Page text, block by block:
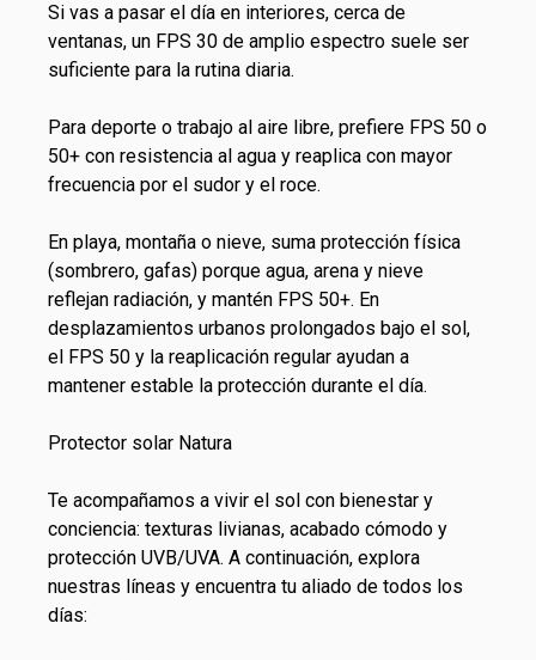
Si vas a pasar el día en interiores, cerca de
ventanas, un FPS 30 de amplio espectro suele ser
suficiente para la rutina diaria.
Para deporte o trabajo al aire libre, prefiere FPS 50 o
50+ con resistencia al agua y reaplica con mayor
frecuencia por el sudor y el roce.
En playa, montaña o nieve, suma protección física
(sombrero, gafas) porque agua, arena y nieve
reflejan radiación, y mantén FPS 50+. En
desplazamientos urbanos prolongados bajo el sol,
el FPS 50 y la reaplicación regular ayudan a
mantener estable la protección durante el día.
Protector solar Natura
Te acompañamos a vivir el sol con bienestar y
conciencia: texturas livianas, acabado cómodo y
protección UVB/UVA. A continuación, explora
nuestras líneas y encuentra tu aliado de todos los
días: